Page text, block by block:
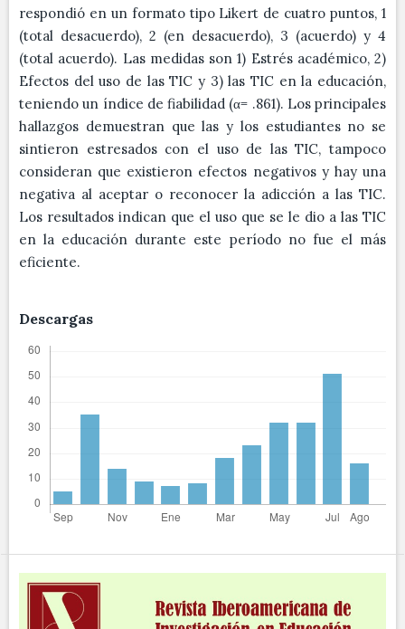
respondió en un formato tipo Likert de cuatro puntos, 1
(total desacuerdo), 2 (en desacuerdo), 3 (acuerdo) y 4
(total acuerdo). Las medidas son 1) Estrés académico, 2)
Efectos del uso de las TIC y 3) las TIC en la educación,
teniendo un índice de fiabilidad (α= .861). Los principales
hallazgos demuestran que las y los estudiantes no se
sintieron estresados con el uso de las TIC, tampoco
consideran que existieron efectos negativos y hay una
negativa al aceptar o reconocer la adicción a las TIC.
Los resultados indican que el uso que se le dio a las TIC
en la educación durante este período no fue el más
eficiente.
Descargas